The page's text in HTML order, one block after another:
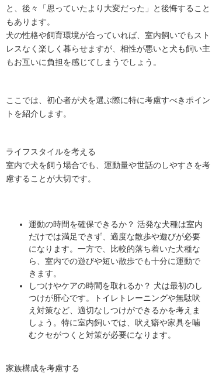
と、後々「思っていたより大変だった」と後悔すること
もあります。
犬の性格や飼育環境が合っていれば、室内飼いでもスト
レスなく楽しく暮らせますが、相性が悪いと犬も飼い主
もお互いに負担を感じてしまうでしょう。
ここでは、初心者が犬を選ぶ際に特に考慮すべきポイン
トを紹介します。
ライフスタイルを考える
室内で犬を飼う場合でも、運動量や世話のしやすさを考
慮することが大切です。
運動の時間を確保できるか？ 活発な犬種は室内
だけでは満足できず、適度な散歩や遊びが必要
になります。一方で、比較的落ち着いた犬種な
ら、室内での遊びや短い散歩でも十分に運動で
きます。
しつけやケアの時間を取れるか？ 犬は最初のし
つけが肝心です。トイレトレーニングや無駄吠
え対策など、適切なしつけができるかを考えま
しょう。特に室内飼いでは、吠え癖や家具を噛
むクセがつくと対策が必要になります。
家族構成を考慮する